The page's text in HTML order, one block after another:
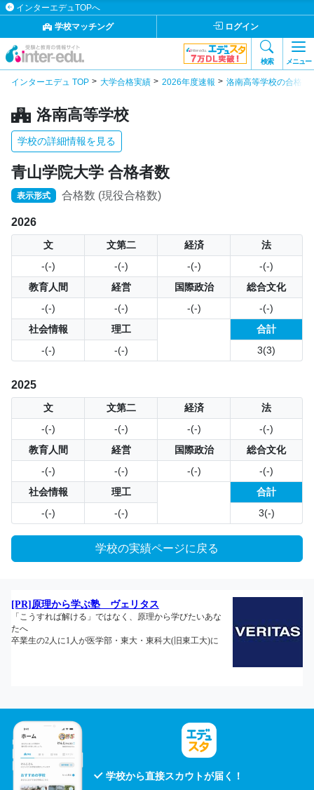
インターエデュTOPへ
学校マッチング
ログイン
検索 メニュー
インターエデュ TOP 大学合格実績 2026年度速報 洛南高等学校の合格実
洛南高等学校
学校の詳細情報を見る
青山学院大学 合格者数
表示形式 合格数 (現役合格数)
2026
文 文第二 経済
法
-(-)
-(-) -(-)
-(-)
教育人間
経営 国際政治
総合文化
-(-)
-(-) -(-)
-(-)
社会情報
理工
合計
-(-)
-(-) 3(3)
2025
文 文第二 経済
法
-(-)
-(-) -(-)
-(-)
教育人間
経営 国際政治
総合文化
-(-)
-(-) -(-)
-(-)
社会情報
理工
合計
-(-)
-(-) 3(-)
学校の実績ページに戻る
学校から直接スカウトが届く！